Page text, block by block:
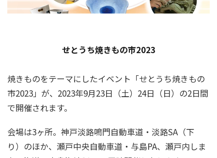
せとうち焼きもの市2023
焼きものをテーマにしたイベント「せとうち焼きもの
市2023」が、2023年9月23日（土）24日（日）の2日間
で開催されます。
会場は3ヶ所。神戸淡路鳴門自動車道・淡路SA（下
り）のほか、瀬戸中央自動車道・与島PA、瀬戸内しま